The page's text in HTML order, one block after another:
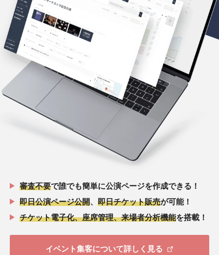
審査不要で誰でも簡単に公演ページを作成できる！
即日公演ページ公開
即日チケット販売が可能！
チケット電子化、座席管理、来場者分析機能を搭載！
イベント集客について詳しく見る